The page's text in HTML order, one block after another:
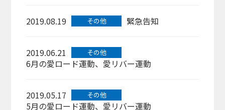
2019.08.19 その他 緊急告知
2019.06.21 その他
6月の愛ロード運動、愛リバー運動
2019.05.17 その他
5月の愛ロード運動、愛リバー運動